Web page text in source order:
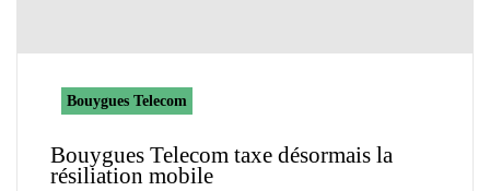
Bouygues Telecom
Bouygues Telecom taxe désormais la
résiliation mobile